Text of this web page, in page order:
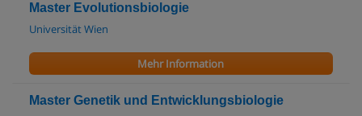
Master Evolutionsbiologie
Universität Wien
Mehr Information
Master Genetik und Entwicklungsbiologie